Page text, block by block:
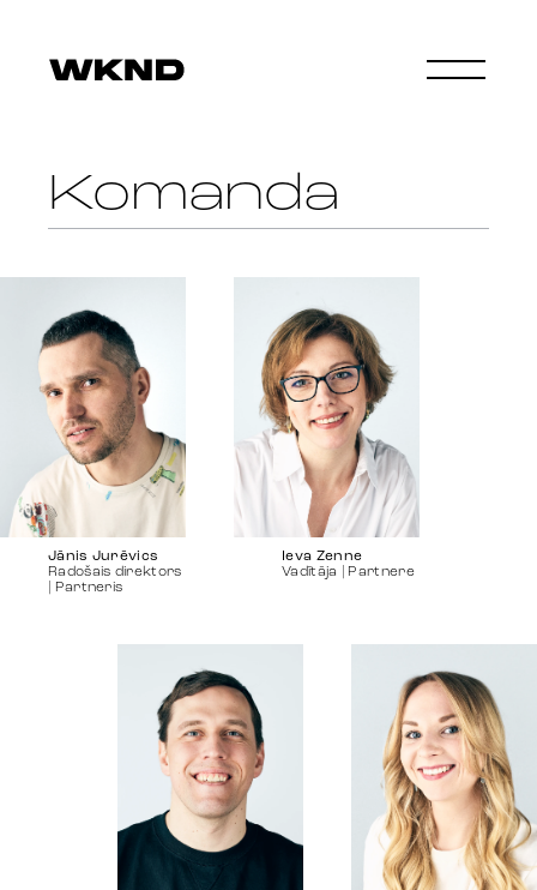
Komanda
Jānis Jurēvics
Radošais direktors
| Partneris
Ieva Zenne
Vadītāja | Partnere